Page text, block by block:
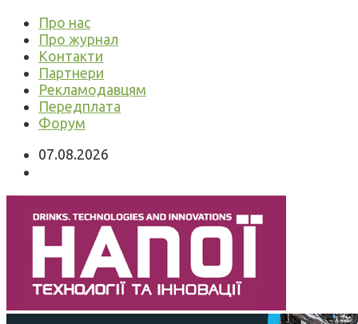
Про нас
Про журнал
Контакти
Партнери
Рекламодавцям
Передплата
Форум
07.08.2026